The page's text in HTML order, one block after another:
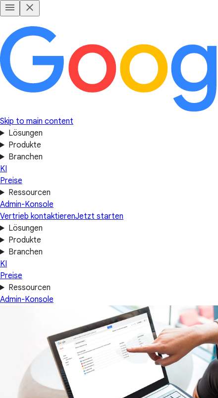
Skip to main content
Lösungen
Produkte
Branchen
KI
Preise
Ressourcen
Admin-Konsole
Vertrieb kontaktierenJetzt starten
Lösungen
Produkte
Branchen
KI
Preise
Ressourcen
Admin-Konsole